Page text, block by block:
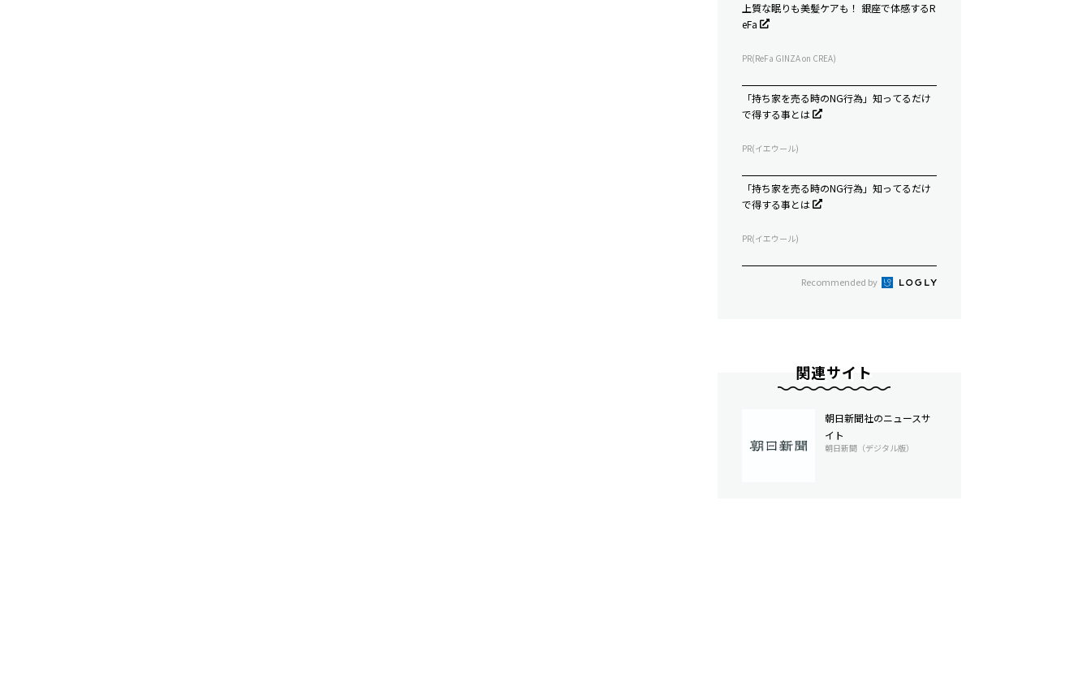
上質な眠りも美髪ケアも！ 銀座で体感するR
eFa
PR(ReFa GINZA on CREA)
「持ち家を売る時のNG行為」知ってるだけ
で得する事とは
PR(イエウール)
「持ち家を売る時のNG行為」知ってるだけ
で得する事とは
PR(イエウール)
Recommended by
関連サイト
朝日新聞社のニュースサ
イト
朝日新聞（デジタル版）